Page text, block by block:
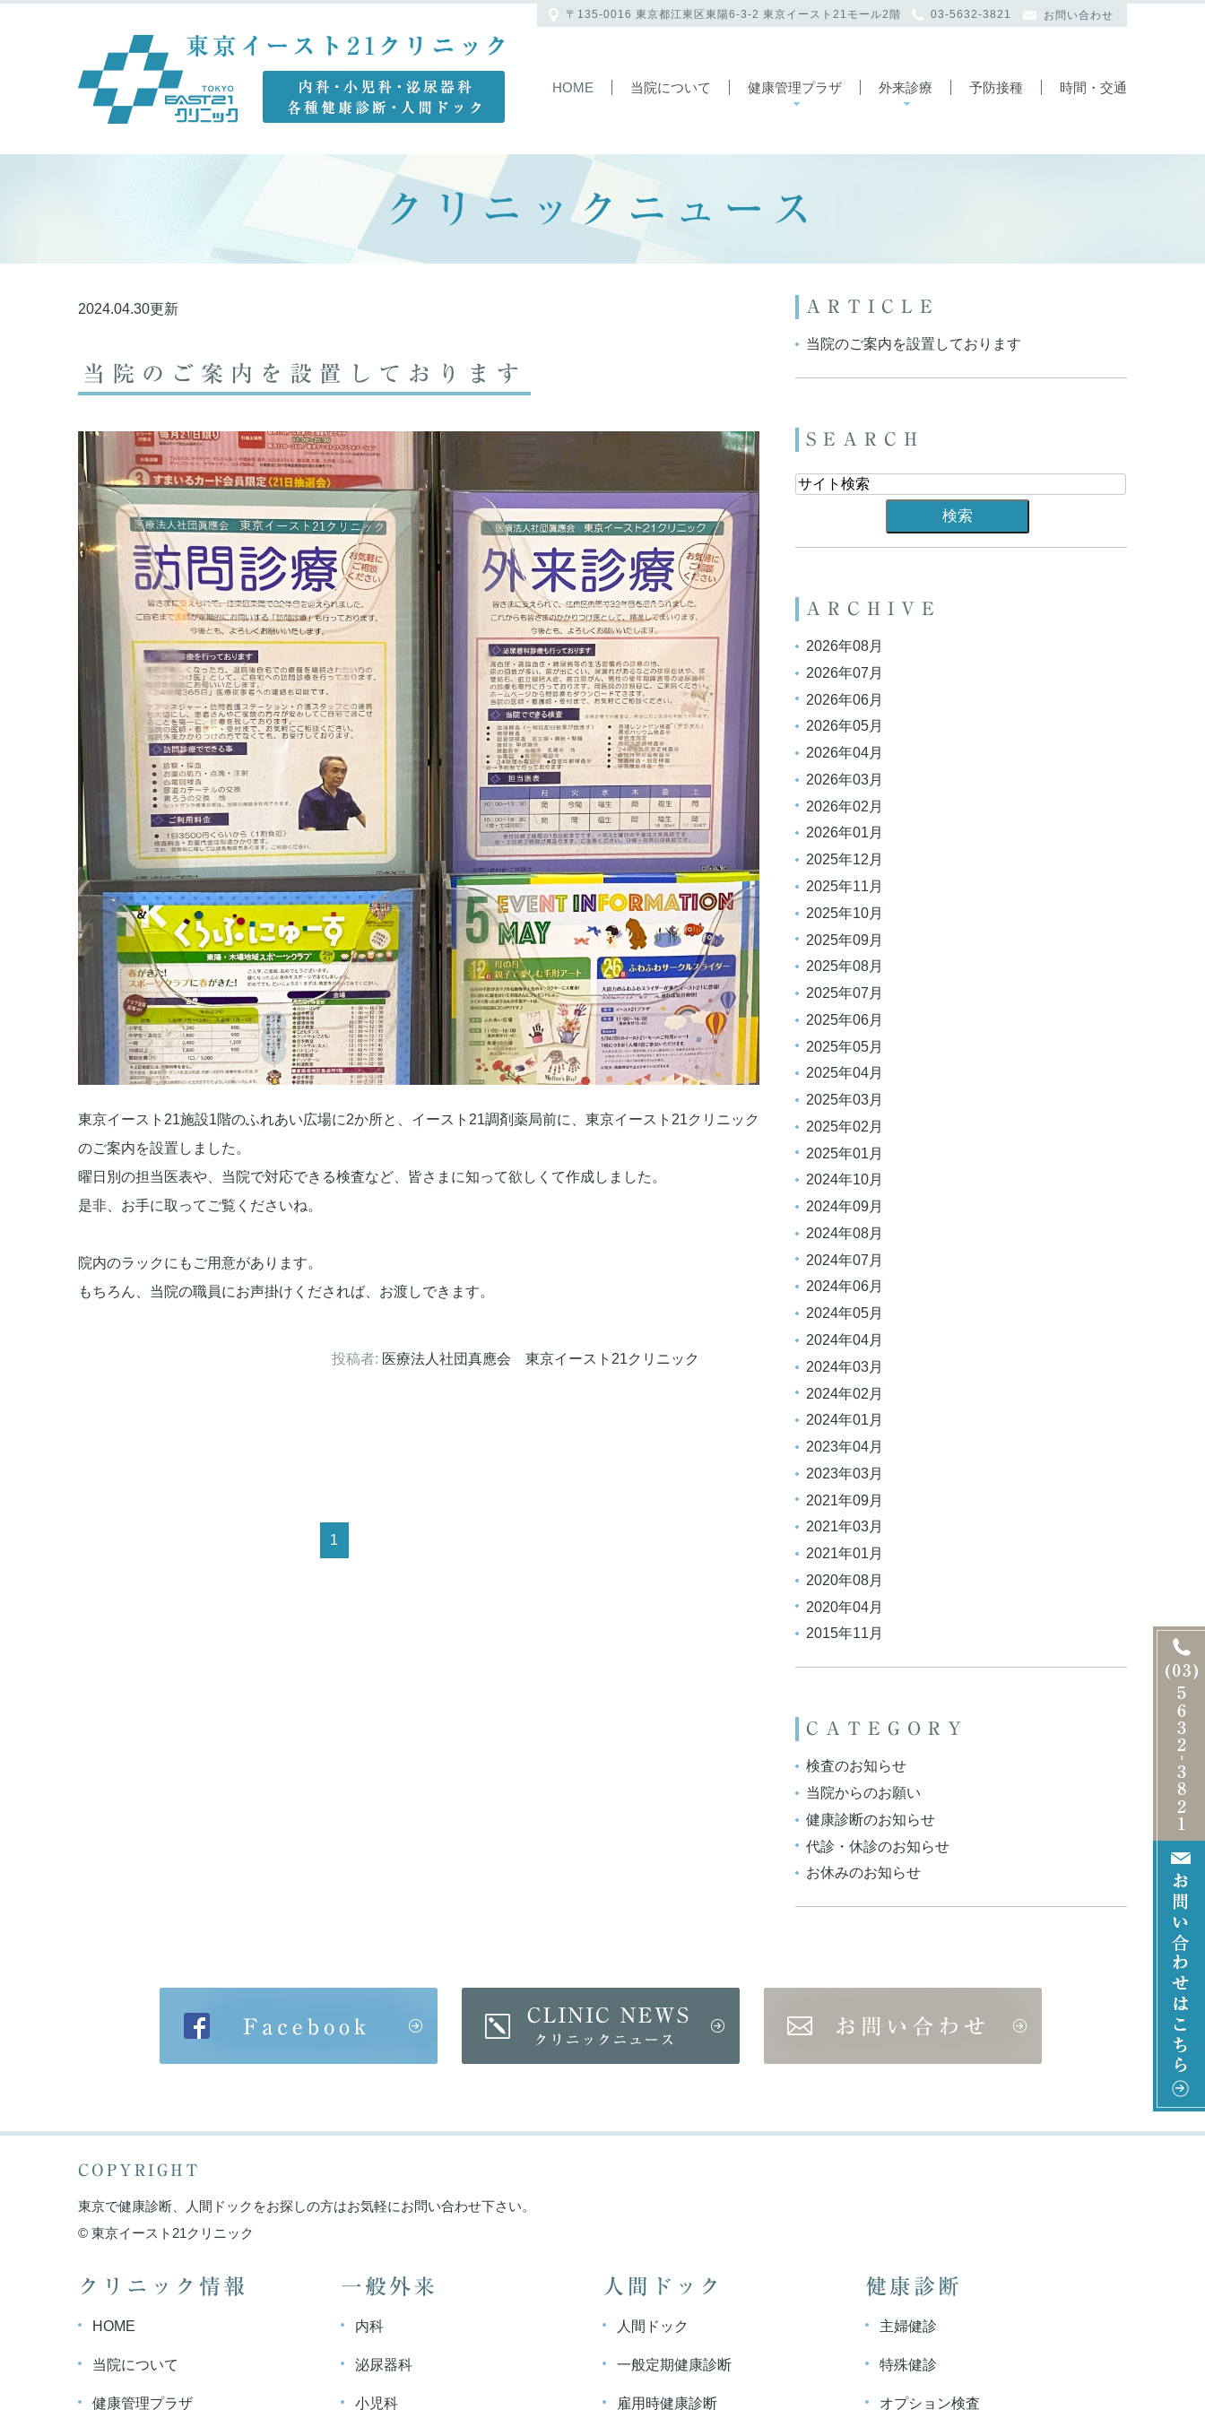
〒135-0016 東京都江東区東陽6-3-2 東京イースト21モール2階 03-5632-3821 お問い合わせ
HOME 当院について 健康管理プラザ 外来診療 予防接種 時間・交通
クリニックニュース
2024.04.30更新
当院のご案内を設置しております
東京イースト21施設1階のふれあい広場に2か所と、イースト21調剤薬局前に、東京イースト21クリニック
のご案内を設置しました。
曜日別の担当医表や、当院で対応できる検査など、皆さまに知って欲しくて作成しました。
是非、お手に取ってご覧くださいね。
院内のラックにもご用意があります。
もちろん、当院の職員にお声掛けくだされば、お渡しできます。
投稿者: 医療法人社団真應会 東京イースト21クリニック
1
ARTICLE
当院のご案内を設置しております
SEARCH
ARCHIVE
2026年08月
2026年07月
2026年06月
2026年05月
2026年04月
2026年03月
2026年02月
2026年01月
2025年12月
2025年11月
2025年10月
2025年09月
2025年08月
2025年07月
2025年06月
2025年05月
2025年04月
2025年03月
2025年02月
2025年01月
2024年10月
2024年09月
2024年08月
2024年07月
2024年06月
2024年05月
2024年04月
2024年03月
2024年02月
2024年01月
2023年04月
2023年03月
2021年09月
2021年03月
2021年01月
2020年08月
2020年04月
2015年11月
CATEGORY
検査のお知らせ
当院からのお願い
健康診断のお知らせ
代診・休診のお知らせ
お休みのお知らせ
COPYRIGHT
東京で健康診断、人間ドックをお探しの方はお気軽にお問い合わせ下さい。
© 東京イースト21クリニック
クリニック情報
HOME
当院について
健康管理プラザ
一般外来
内科
泌尿器科
小児科
人間ドック
人間ドック
一般定期健康診断
雇用時健康診断
健康診断
主婦健診
特殊健診
オプション検査